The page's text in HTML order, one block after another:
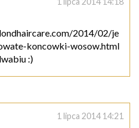
2014/02/je
koncowki-wosow.html
:)
1 lipca 2014 14:21